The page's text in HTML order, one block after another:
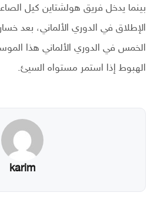
بينما يدخل فريق هولشتاين كيل
الإطلاق في الدوري الألماني، بعد
الخمس في الدوري الألماني هذا
الهبوط إذا استمر مستواه السيئ.
karim